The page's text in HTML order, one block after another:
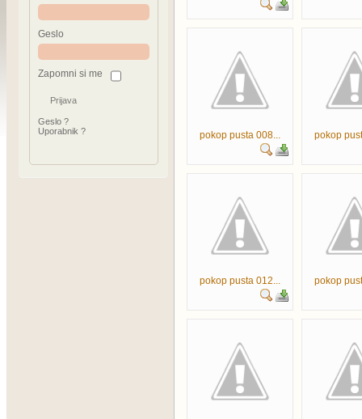
Geslo
Zapomni si me
Geslo ?
Uporabnik ?
pokop pusta 008... pokop
pokop pusta 012... pokop